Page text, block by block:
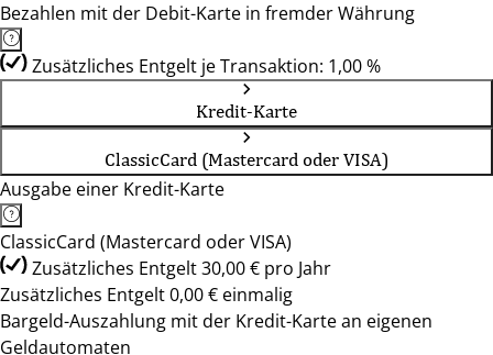
Bezahlen mit der Debit-Karte in fremder Währung
Zusätzliches Entgelt je Transaktion: 1,00 %
Kredit-Karte
ClassicCard (Mastercard oder VISA)
Ausgabe einer Kredit-Karte
ClassicCard (Mastercard oder VISA)
Zusätzliches Entgelt 30,00 € pro Jahr
Zusätzliches Entgelt 0,00 € einmalig
Bargeld-Auszahlung mit der Kredit-Karte an eigenen
Geldautomaten